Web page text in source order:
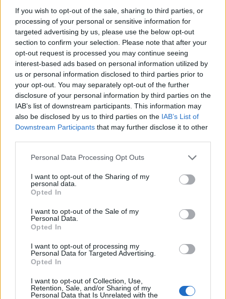
If you wish to opt-out of the sale, sharing to third parties, or
processing of your personal or sensitive information for
targeted advertising by us, please use the below opt-out
section to confirm your selection. Please note that after your
opt-out request is processed you may continue seeing
interest-based ads based on personal information utilized by
us or personal information disclosed to third parties prior to
your opt-out. You may separately opt-out of the further
disclosure of your personal information by third parties on the
IAB’s list of downstream participants. This information may
also be disclosed by us to third parties on the IAB’s List of
Downstream Participants that may further disclose it to other
Personal Data Processing Opt Outs
I want to opt-out of the Sharing of my
personal data.
Opted In
I want to opt-out of the Sale of my
Personal Data.
Opted In
I want to opt-out of processing my
Personal Data for Targeted Advertising.
Opted In
I want to opt-out of Collection, Use,
Retention, Sale, and/or Sharing of my
Personal Data that Is Unrelated with the
Mancini è il finale col botto
07/02/2010
MERCATO Ieri l'apertura, si
chiude l'1 febbraio Apertura
ufficiale della sessione invernale
del Calciomercato invernale,
che chiuderà i battenti alle 19 di
lunedì primo febbraio.
Roma, autobus e metro
ritornano all'orario invernale
Trasporto pubblico invernale
Finite le vacanze estive